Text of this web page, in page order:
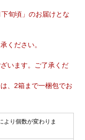
旬頃」のお届けとな
ください。
います。ご了承くだ
、2箱まで一梱包でお
より個数が変わりま